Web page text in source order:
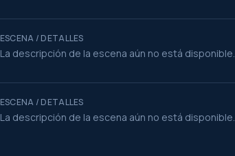
ESCENA / DETALLES
La descripción de la escena aún no está disponible.
ESCENA / DETALLES
La descripción de la escena aún no está disponible.